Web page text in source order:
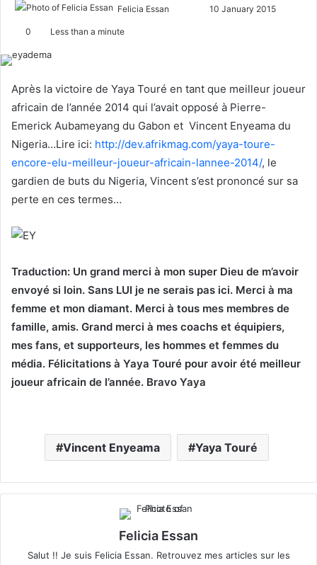
Felicia Essan
w
o
n
X
n
e
m
a
i
l
10 January 2015
0 Less than a minute
Après la victoire de Yaya Touré en tant que meilleur joueur
africain de l’année 2014 qui l’avait opposé à Pierre-
Emerick Aubameyang du Gabon et Vincent Enyeama du
Nigeria…Lire ici: http://dev.afrikmag.com/yaya-toure-
encore-elu-meilleur-joueur-africain-lannee-2014/, le
gardien de buts du Nigeria, Vincent s’est prononcé sur sa
perte en ces termes…
Traduction: Un grand merci à mon super Dieu de m’avoir
envoyé si loin. Sans LUI je ne serais pas ici. Merci à ma
femme et mon diamant. Merci à tous mes membres de
famille, amis. Grand merci à mes coachs et équipiers,
mes fans, et supporteurs, les hommes et femmes du
média. Félicitations à Yaya Touré pour avoir été meilleur
joueur africain de l’année. Bravo Yaya
Vincent Enyeama Yaya Touré
Felicia Essan
Salut !! Je suis Felicia Essan. Retrouvez mes articles sur les